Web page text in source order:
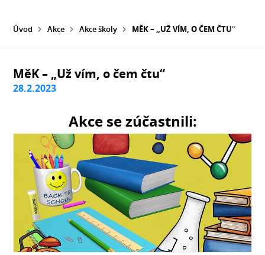
Úvod Akce Akce školy MĚK – „UŽ VÍM, O ČEM ČTU“
MěK – „Už vím, o čem čtu“
28.2.2023
Akce se zúčastnili: